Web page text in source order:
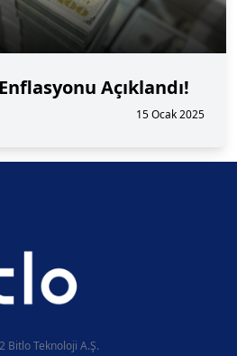
Açıklandı!
15 Ocak 2025
Bitlo Teknoloji A.Ş.